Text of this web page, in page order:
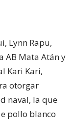
Lynn Rapu,
AB Mata Atán y
Kari Kari,
otorgar
naval, la que
pollo blanco